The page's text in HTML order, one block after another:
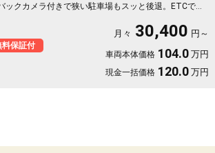
ックカメラ付きで狭い駐車場もスッと後退。ETCで高
カバーが引き締まる一台。休日の遠征も日常の買い出
相棒です。低燃費で気軽に走り出せます🚗✨💫👍🎵《1
料保証付
月々 30,400 円～
車両本体価格 104.0 万円
現金一括価格 120.0 万円